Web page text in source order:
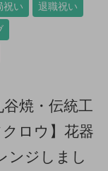
祝い 退職祝い
焼・伝統工
ロウ】花器
ンジしまし